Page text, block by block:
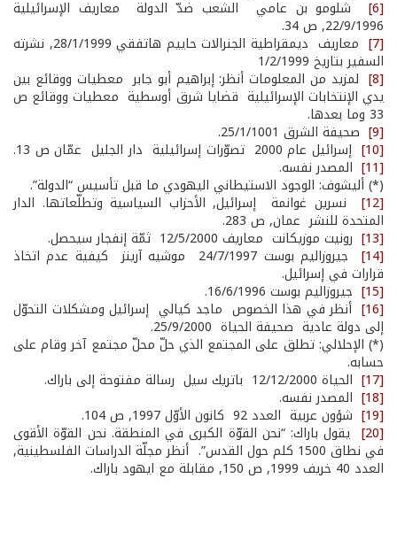
[6] شلومو بن عامي ­ الشعب ضدّ الدولة ­ معاريف الإسرائيلية
22/9/1996, ص 34.
[7] معاريف ­ ديمقراطية الجنرالات حاييم هاتفقي 28/1/1999, نشرته
السفير بتاريخ 1/2/1999
[8] لمزيد من المعلومات أنظر: إبراهيم أبو جابر ­ معطيات ووقائع بين
يدي الإنتخابات الإسرائيلية ­ قضايا شرق أوسطية ­ معطيات ووقائع ص
33 وما بعدها.
[9] صحيفة الشرق 25/1/1001.
[10] إسرائيل عام 2000 ­ تصوّرات إسرائيلية ­ دار الجليل ­ عمّان ص 13.
[11] المصدر نفسه.
(*) أليشوف: الوجود الاستيطاني اليهودي ما قبل تأسيس “الدولة”.
[12] نسرين غوانمة ­ إسرائيل, الأحزاب السياسية وتطلّعاتها. الدار
المتحدة للنشر ­ عمان, ص 283.
[13] رونيت موزيكانت ­ معاريف 12/5/2000 ­ ثمّة إنفجار سيحصل.
[14] جيروزاليم بوست 24/7/1997 ­ موشيه آرينز ­ كيفية عدم اتخاذ
قرارات في إسرائيل.
[15] جيروزاليم بوست 16/6/1996.
[16] أنظر في هذا الخصوص ­ ماجد كيالي ­ إسرائيل ومشكلات التحوّل
إلى دولة عادية ­ صحيفة الحياة ­ 25/9/2000.
(*) الإحلالي: تطلق على المجتمع الذي حلّ محلّ مجتمع آخر وقام على
حسابه.
[17] الحياة 12/12/2000 ­ باتريك سيل ­ رسالة مفتوحة إلى باراك.
[18] المصدر نفسه.
[19] شؤون عربية ­ العدد 92 ­ كانون الأوّل 1997, ص 104.
[20] يقول باراك: “نحن القوّة الكبرى في المنطقة. نحن القوّة الأقوى
في نطاق 1500 كلم حول القدس”. ­ أنظر مجلّة الدراسات الفلسطينية,
العدد 40 خريف 1999, ص 150, مقابلة مع ايهود باراك.